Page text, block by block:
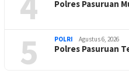
Polres Pasuruan
5 POLRI Agustus 6, 2026
Polres Pasuruan